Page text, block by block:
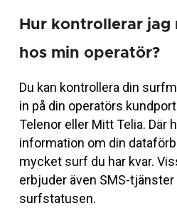
Hur kontrollerar jag
hos min operatör?
Du kan kontrollera din
in på din operatörs
Telenor eller Mitt Telia. Där
information om din
mycket surf du har kvar.
erbjuder även SMS-
surfstatusen.